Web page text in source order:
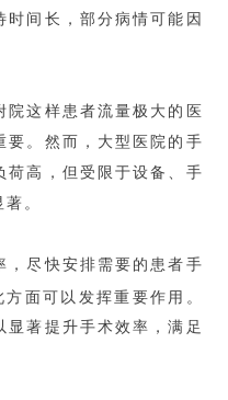
间长，部分病情可能因
院这样患者流量极大的医
要。然而，大型医院的手
荷高，但受限于设备、手
。
，尽快安排需要的患者手
面可以发挥重要作用。
著提升手术效率，满足